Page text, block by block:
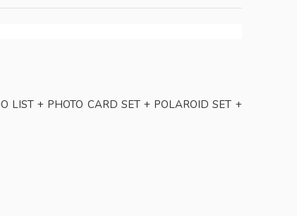
LIST + PHOTO CARD SET + POLAROID SET +